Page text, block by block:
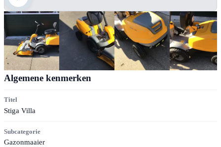
Algemene kenmerken
Titel
Stiga Villa
Subcategorie
Gazonmaaier